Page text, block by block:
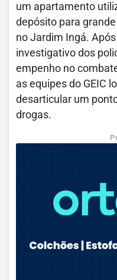
um apartamento
depósito para
no Jardim Ingá.
investigativo dos
empenho no
as equipes do GEIC
desarticular um
drogas.